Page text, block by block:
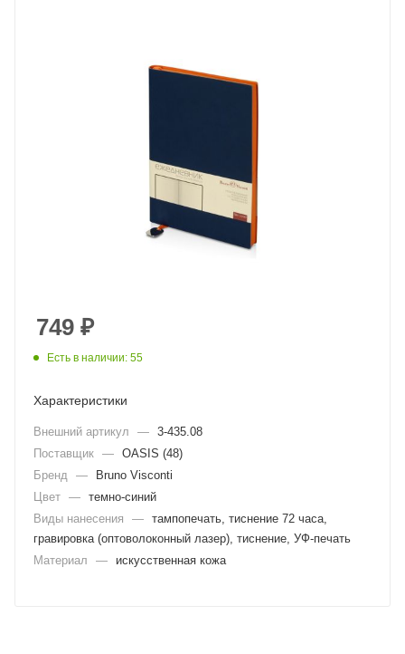
749 ₽
Есть в наличии: 55
Характеристики
Внешний артикул — 3-435.08
Поставщик — OASIS (48)
Бренд
—
Bruno Visconti
Цвет — темно-синий
Виды нанесения
— тампопечать, тиснение 72 часа,
гравировка (оптоволоконный лазер), тиснение, УФ-печать
Материал
— искусственная кожа